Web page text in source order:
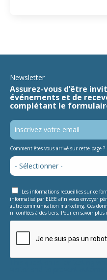
Newsletter
Assurez-vous d’être
événements et de
complétant le
Comment êtes-vous arrivé sur cette page ?
Les informations recueillies sur ce
informatisé par ELEE afin vous envoyer
autre communication marketing. Ces
ni confiées à des tiers. Pour en savoir